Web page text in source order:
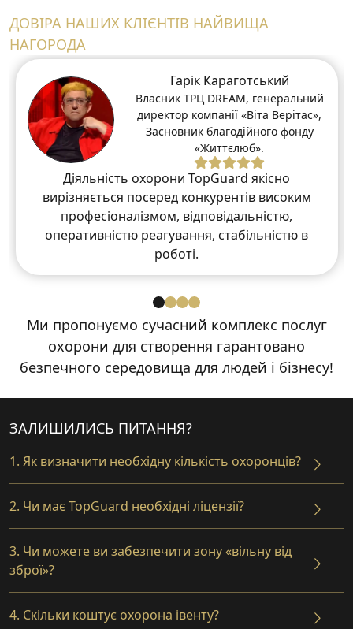
ДОВІРА НАШИХ КЛІЄНТІВ НАЙВИЩА
НАГОРОДА
Гарік Караготський
Власник ТРЦ DREAM, генеральний
директор компанії «Віта Верітас»,
Засновник благодійного фонду
«Життєлюб».
Діяльність охорони TopGuard якісно
вирізняється посеред конкурентів високим
професіоналізмом, відповідальністю,
оперативністю реагування, стабільністю в
роботі.
Ми пропонуємо сучасний комплекс послуг
охорони для створення гарантовано
безпечного середовища для людей і бізнесу!
ЗАЛИШИЛИСЬ ПИТАННЯ?
1. Як визначити необхідну кількість охоронців?
2. Чи має TopGuard необхідні ліцензії?
3. Чи можете ви забезпечити зону «вільну від
зброї»?
4. Скільки коштує охорона івенту?